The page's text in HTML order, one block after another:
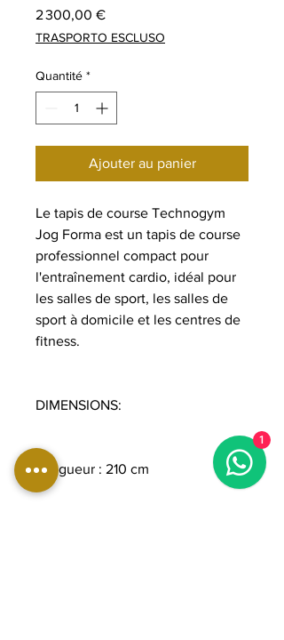
2 300,00 €Prix
TRASPORTO ESCLUSO
Quantité *
Ajouter au panier
Le tapis de course Technogym
Jog Forma est un tapis de course
professionnel compact pour
l'entraînement cardio, idéal pour
les salles de sport, les salles de
sport à domicile et les centres de
fitness.
DIMENSIONS:
Longueur : 210 cm
1